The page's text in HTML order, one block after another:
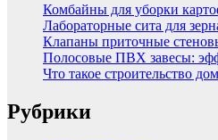
Комбайны для уборки
Лабораторные сита для
Клапаны приточные
Полосовые ПВХ завесы:
Что такое строительство
Рубрики